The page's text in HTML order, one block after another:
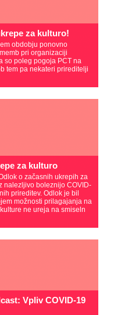
za kulturo!
obdobju ponovno
pri organizaciji
so poleg pogoja PCT na
tem pa nekateri prireditelji
za kulturo
o začasnih ukrepih za
nalezljivo boleznijo COVID-
prireditev. Odlok je bil
možnosti prilagajanja na
ne ureja na smiseln
Vpliv COVID-19